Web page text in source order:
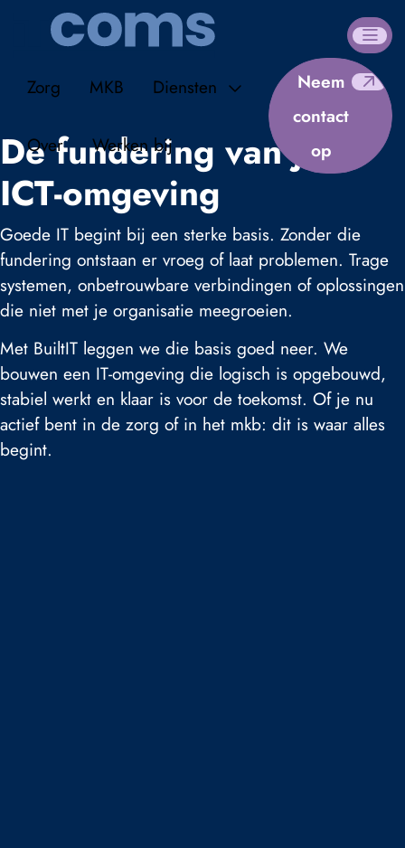
Zorg MKB Diensten
Over Werken bij
Neem
contact
op
De fundering van jouw
ICT-omgeving
Goede IT begint bij een sterke basis. Zonder die
fundering ontstaan er vroeg of laat problemen. Trage
systemen, onbetrouwbare verbindingen of oplossingen
die niet met je organisatie meegroeien.
Met BuiltIT leggen we die basis goed neer. We
bouwen een IT-omgeving die logisch is opgebouwd,
stabiel werkt en klaar is voor de toekomst. Of je nu
actief bent in de zorg of in het mkb: dit is waar alles
begint.